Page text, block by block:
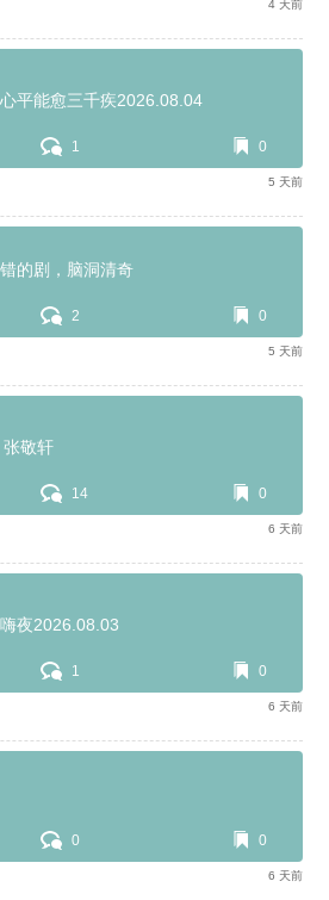
4 天前
平能愈三千疾2026.08.04
1 0
5 天前
的剧，脑洞清奇
2 0
5 天前
张敬轩
14 0
6 天前
夜2026.08.03
1 0
6 天前
0 0
6 天前